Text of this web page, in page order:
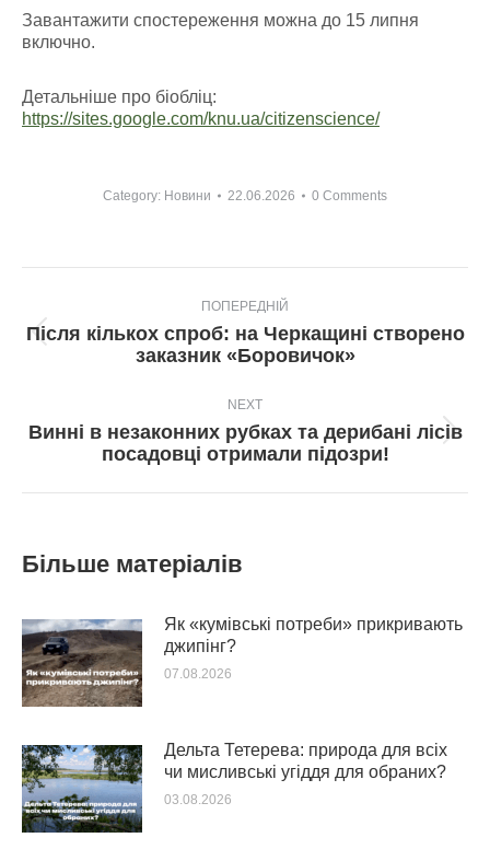
Завантажити спостереження можна до 15 липня
включно.
Детальніше про біобліц:
https://sites.google.com/knu.ua/citizenscience/
Category: Новини 22.06.2026 0 Comments
navigation
ПОПЕРЕДНІЙ
Попередній
пост:
Після кількох спроб: на Черкащині створено
заказник «Боровичок»
NEXT
Next
post:
Винні в незаконних рубках та дерибані лісів
посадовці отримали підозри!
Більше матеріалів
Як «кумівські потреби» прикривають
джипінг?
07.08.2026
Дельта Тетерева: природа для всіх
чи мисливські угіддя для обраних?
03.08.2026